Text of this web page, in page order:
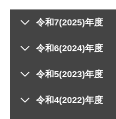
令和7(2025)年度
令和6(2024)年度
令和5(2023)年度
令和4(2022)年度